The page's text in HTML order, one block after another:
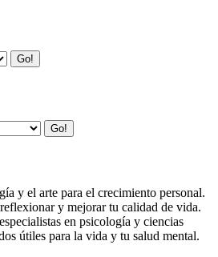
Go!
Go!
y el arte para el crecimiento personal.
y mejorar tu calidad de vida.
en psicología y ciencias
útiles para la vida y tu salud mental.